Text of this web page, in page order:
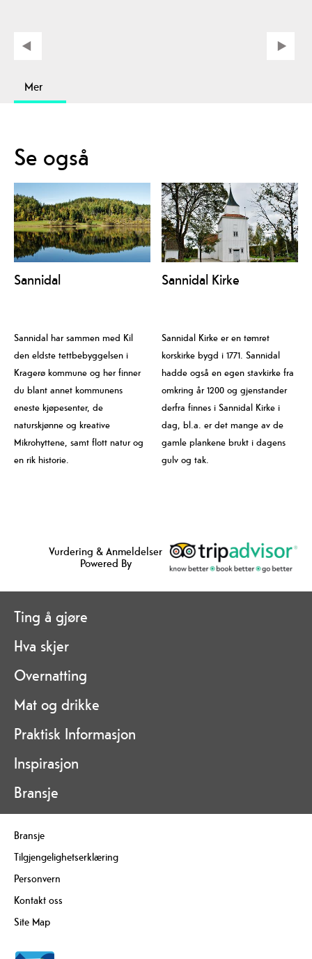
Mer
Se også
Sannidal
Sannidal har sammen med Kil
den eldste tettbebyggelsen i
Kragerø kommune og her finner
du blant annet kommunens
eneste kjøpesenter, de
naturskjønne og kreative
Mikrohyttene, samt flott natur og
en rik historie.
Sannidal Kirke
Sannidal Kirke er en tømret
korskirke bygd i 1771. Sannidal
hadde også en egen stavkirke fra
omkring år 1200 og gjenstander
derfra finnes i Sannidal Kirke i
dag, bl.a. er det mange av de
gamle plankene brukt i dagens
gulv og tak.
Vurdering & Anmeldelser
Powered By
Ting å gjøre
Hva skjer
Overnatting
Mat og drikke
Praktisk Informasjon
Inspirasjon
Bransje
Bransje
Tilgjengelighetserklæring
Personvern
Kontakt oss
Site Map